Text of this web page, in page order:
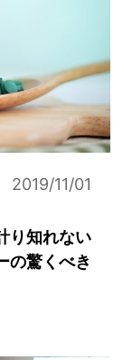
2019/11/01
り知れない
の驚くべき